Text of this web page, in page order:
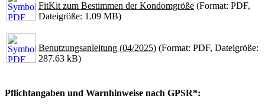
FitKit zum Bestimmen der Kondomgröße (Format: PDF,
Dateigröße: 1.09 MB)
Benutzungsanleitung (04/2025) (Format: PDF, Dateigröße:
287.63 kB)
Pflichtangaben und Warnhinweise nach GPSR*: